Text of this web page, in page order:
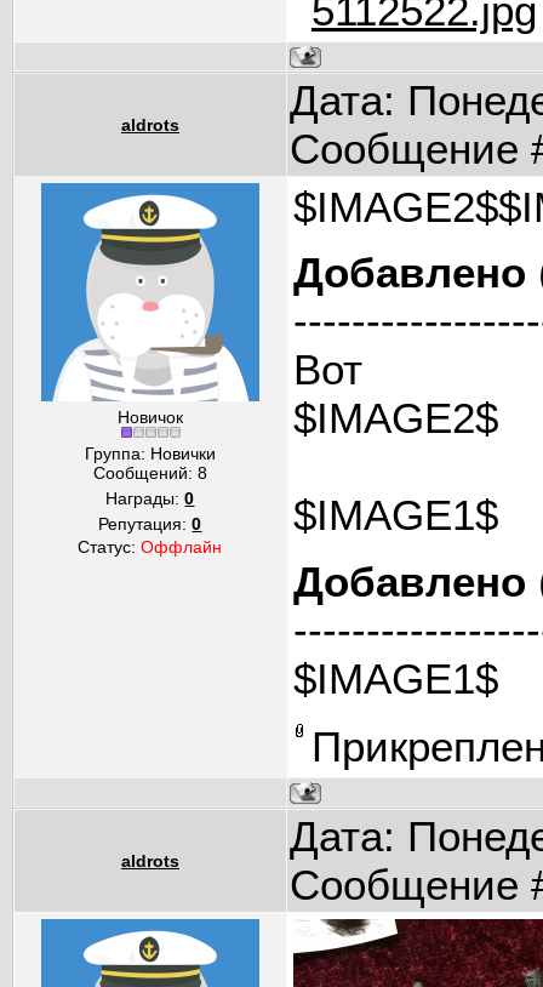
5112522.jpg
aldrots
Дата:
Сообщение
Новичок
Группа: Новички
Сообщений: 8
Награды:0
Репутация:0
Статус:Оффлайн
Добавлено
Вот
$IMAGE2$
$IMAGE1$
Добавлено
$IMAGE1$
aldrots
Дата:
Сообщение